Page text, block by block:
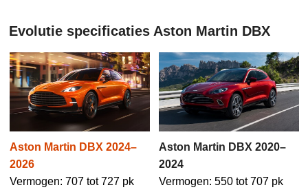
Evolutie specificaties Aston Martin DBX
Aston Martin DBX 2024–
2026
Vermogen: 707 tot 727 pk
Aston Martin DBX 2020–
2024
Vermogen: 550 tot 707 pk